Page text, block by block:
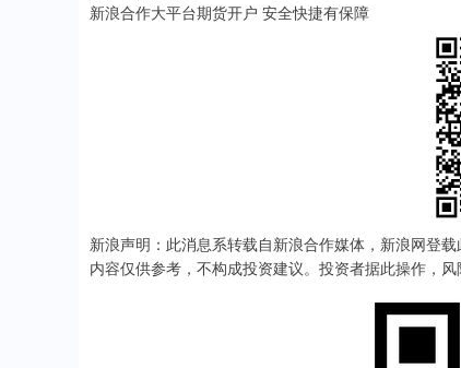
新浪合作大平台期货开户 安全快捷有保障
新浪声明：此消息系转载自新浪合作媒体，新浪网登
内容仅供参考，不构成投资建议。投资者据此操作，风